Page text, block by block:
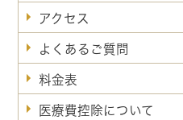
アクセス
よくあるご質問
料金表
医療費控除について